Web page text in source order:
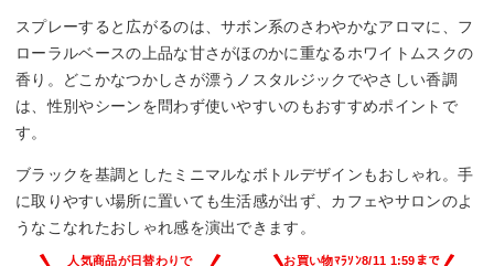
スプレーすると広がるのは、サボン系のさわやかなアロマに、フ
ローラルベースの上品な甘さがほのかに重なるホワイトムスクの
香り。どこかなつかしさが漂うノスタルジックでやさしい香調
は、性別やシーンを問わず使いやすいのもおすすめポイントで
す。
ブラックを基調としたミニマルなボトルデザインもおしゃれ。手
に取りやすい場所に置いても生活感が出ず、カフェやサロンのよ
うなこなれたおしゃれ感を演出できます。